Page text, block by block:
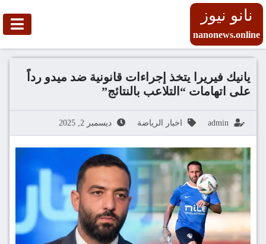
نانو نيوز
nanonews.online
يانيك فيريرا يتخذ إجراءات قانونية ضد ميدو رداً
على اتهامات “التلاعب بالنتائج”
admin اخبار الرياضة ديسمبر 2, 2025